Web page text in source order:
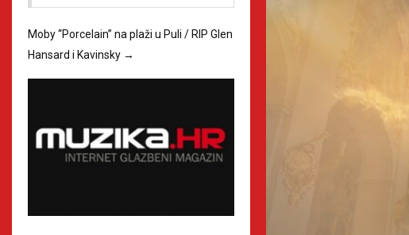
Moby “Porcelain” na plaži u Puli / RIP Glen
Hansard i Kavinsky →